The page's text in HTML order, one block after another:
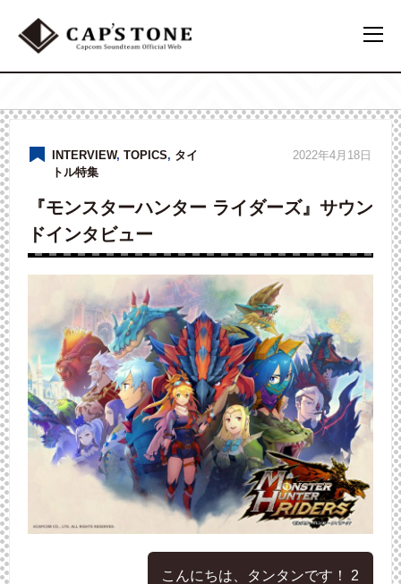
INTERVIEW, TOPICS, タイ
トル特集
2022年4月18日
『モンスターハンター ライダーズ』サウン
ドインタビュー
こんにちは、タンタンです！ 2